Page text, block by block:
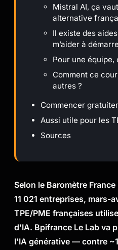
Mistral AI, ça
alternative
Il existe des
m’aider à
Pour une équipe,
Comment ce
autres ?
Commencer
Aussi utile pour les
Sources
Selon le Baromètre
11 021 entreprises, mars-
TPE/PME françaises
d’IA. Bpifrance Le Lab va
l’IA générative — contre